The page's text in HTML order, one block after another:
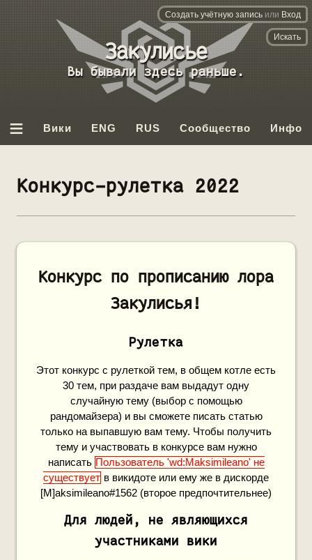
База
данных
Backrooms
Вы бывали здесь раньше.
≡ Вики ENG RUS Сообщество Инфо
Создать учётную запись или Вход
Конкурс-рулетка 2022
Конкурс по прописанию лора
Закулисья!
Рулетка
Этот конкурс с рулеткой тем, в общем котле есть
30 тем, при раздаче вам выдадут одну
случайную тему (выбор с помощью
рандомайзера) и вы сможете писать статью
только на выпавшую вам тему. Чтобы получить
тему и участвовать в конкурсе вам нужно
написать Пользователь 'wd:Maksimileano' не
существует в викидоте или ему же в дискорде
[M]aksimileano#1562 (второе предпочтительнее)
Для людей, не являющихся
участниками вики